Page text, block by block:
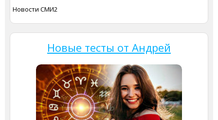
Новости СМИ2
Новые тесты от Андрей